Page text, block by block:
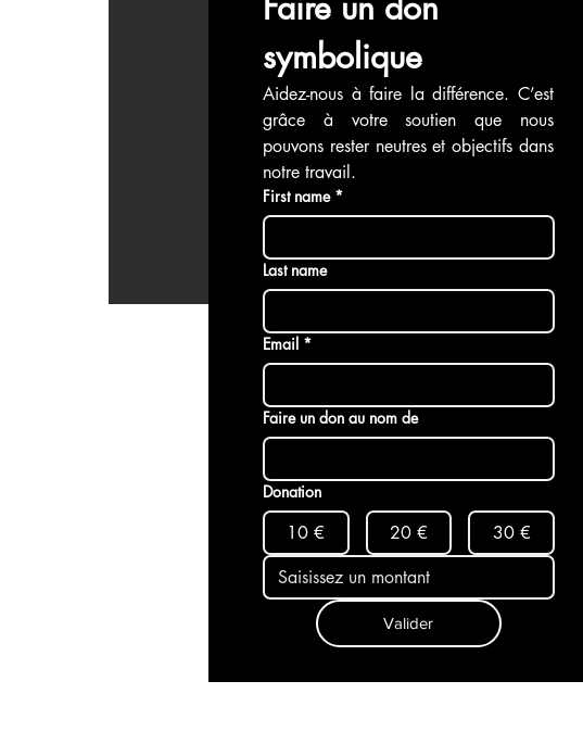
symbolique
Aidez-nous à faire la différence. C’est
grâce à votre soutien que nous
pouvons rester neutres et objectifs dans
notre travail.
First name *
Last name
Email *
Faire un don au nom de
Donation
10 € 20 € 30 €
Valider